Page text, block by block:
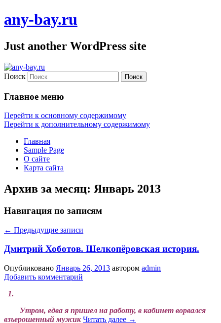
any-bay.ru
Just another WordPress site
Поиск
Главное меню
Перейти к основному содержимому
Перейти к дополнительному содержимому
Главная
Sample Page
О сайте
Карта сайта
Архив за месяц: Январь 2013
Навигация по записям
← Предыдущие записи
Дмитрий Хоботов. Шелкопёровская история.
Опубликовано Январь 26, 2013 автором admin
Добавить комментарий
1.
Утром, едва я пришел на работу, в кабинет ворвался
взъерошенный мужик Читать далее →